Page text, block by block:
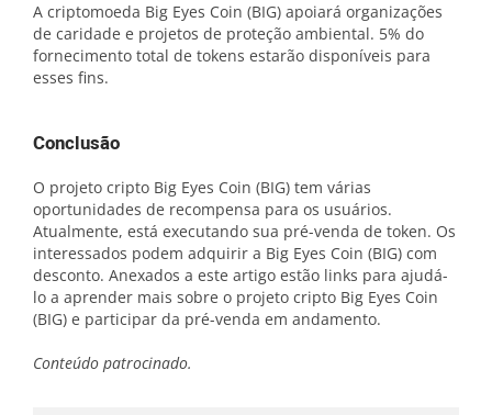
A criptomoeda Big Eyes Coin (BIG) apoiará organizações
de caridade e projetos de proteção ambiental. 5% do
fornecimento total de tokens estarão disponíveis para
esses fins.
Conclusão
O projeto cripto Big Eyes Coin (BIG) tem várias
oportunidades de recompensa para os usuários.
Atualmente, está executando sua pré-venda de token. Os
interessados ​​podem adquirir a Big Eyes Coin (BIG) com
desconto. Anexados a este artigo estão links para ajudá-
lo a aprender mais sobre o projeto cripto Big Eyes Coin
(BIG) e participar da pré-venda em andamento.
Conteúdo patrocinado.